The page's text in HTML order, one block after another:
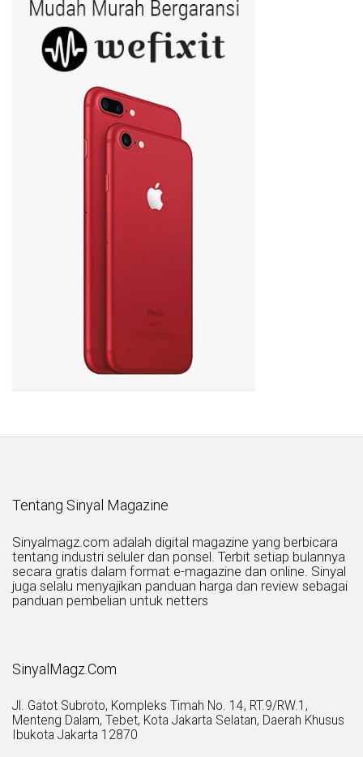
Tentang Sinyal Magazine
Sinyalmagz.com adalah digital magazine yang berbicara
tentang industri seluler dan ponsel. Terbit setiap bulannya
secara gratis dalam format e-magazine dan online. Sinyal
juga selalu menyajikan panduan harga dan review sebagai
panduan pembelian untuk netters
SinyalMagz.Com
Jl. Gatot Subroto, Kompleks Timah No. 14, RT.9/RW.1,
Menteng Dalam, Tebet, Kota Jakarta Selatan, Daerah Khusus
Ibukota Jakarta 12870